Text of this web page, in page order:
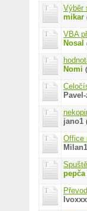
Výběr
mikar
VBA
Nosal
Nomi
jano1
Office
Milan1
pepča
Ivoxxx